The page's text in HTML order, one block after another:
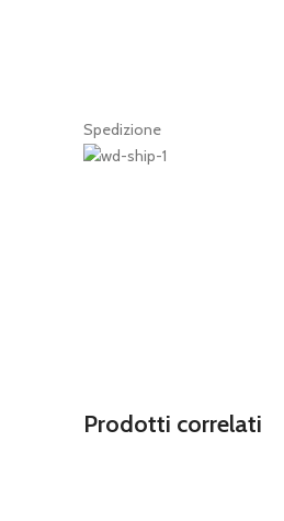
Spedizione
Prodotti correlati